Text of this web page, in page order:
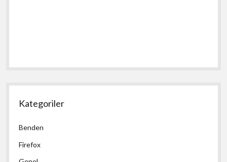
Kategoriler
Benden
Firefox